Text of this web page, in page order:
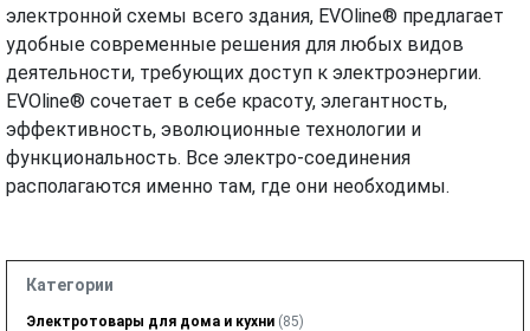
электронной схемы всего здания, EVOline® предлагает
удобные современные решения для любых видов
деятельности, требующих доступ к электроэнергии.
EVOline® сочетает в себе красоту, элегантность,
эффективность, эволюционные технологии и
функциональность. Все электро-соединения
располагаются именно там, где они необходимы.
Категории
Электротовары для дома и кухни (85)